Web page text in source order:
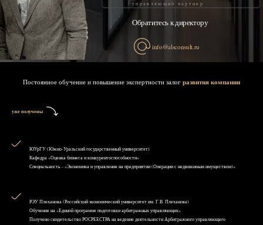
управляющий партнер
Обратитесь к директору
info@alsconsult.ru
Постоянное обучение и повышение экспертности залог развития компании
уже получены
ЮУрГУ (Южно-Уральский государственный университет)
Кафедра «Оценка бизнеса и конкурентоспособности»
Специальность - «Экономика и управление на предприятии (Операции с недвижимым имуществом)»
РЭУ Плеханова (Российский экономический университет им. Г.В. Плеханова)
Обучение на «Единой программе подготовки арбитражных управляющих»
Получено свидетельство РОСРЕЕСТРА на ведение деятельности Арбитражного управляющего